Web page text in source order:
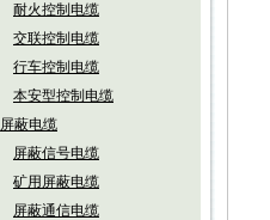
耐火控制电缆
交联控制电缆
行车控制电缆
本安型控制电缆
屏蔽电缆
屏蔽信号电缆
矿用屏蔽电缆
屏蔽通信电缆